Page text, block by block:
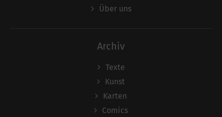
Über uns
Archiv
Texte
Kunst
Karten
Comics